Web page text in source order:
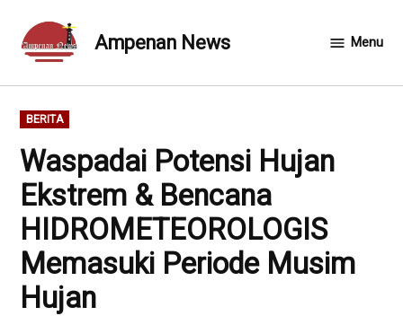
content
Ampenan News Menu
POSTED
IN
BERITA
Waspadai Potensi Hujan
Ekstrem & Bencana
HIDROMETEOROLOGIS
Memasuki Periode Musim
Hujan